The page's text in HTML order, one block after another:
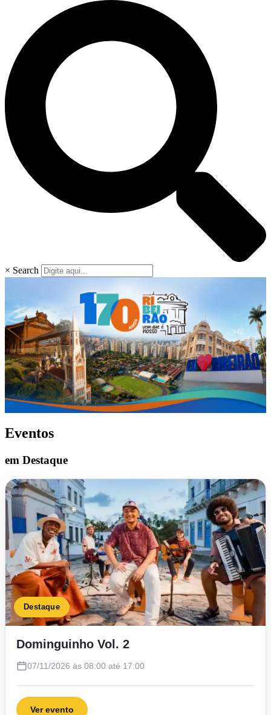
× Search
Eventos
em Destaque
Destaque
Dominguinho Vol. 2
07/11/2026 às 08:00 até 17:00
Ver evento